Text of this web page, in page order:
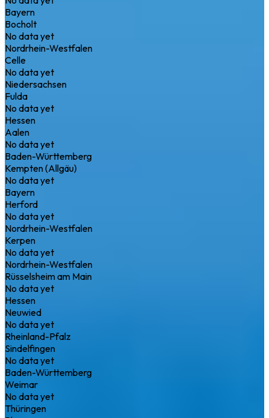
Bayern
Bocholt
No data yet
Nordrhein-Westfalen
Celle
No data yet
Niedersachsen
Fulda
No data yet
Hessen
Aalen
No data yet
Baden-Württemberg
Kempten (Allgäu)
No data yet
Bayern
Herford
No data yet
Nordrhein-Westfalen
Kerpen
No data yet
Nordrhein-Westfalen
Rüsselsheim am Main
No data yet
Hessen
Neuwied
No data yet
Rheinland-Pfalz
Sindelfingen
No data yet
Baden-Württemberg
Weimar
No data yet
Thüringen